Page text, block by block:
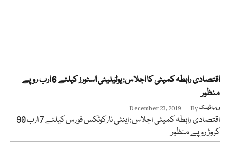
اقتصادی رابطہ کمیٹی کا اجلاس: یوٹیلیٹی اسٹورز کیلئے 6 ارب روپے
منظور
December 23, 2019 Byویب ڈیسک
اقتصادی رابطہ کمیٹی اجلاس: اینٹی نارکوٹکس فورس کیلئے 7 ارب 90
کروڑ روپے منظور